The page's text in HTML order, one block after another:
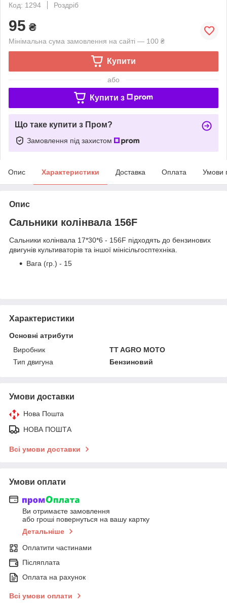
Код: 1294
Роздріб
95 ₴
Мінімальна сума замовлення на сайті — 100 ₴
Купити
або
Купити з
Що таке купити з Пром?
Замовлення під захистом
Опис Характеристики Доставка Оплата Умови
Опис
Сальники колінвала 156F
Сальники колінвала 17*30*6 - 156F підходять до бензинових
двигунів культиваторів та іншої мінісільгосптехніка.
Вага (гр.) - 15
Характеристики
Основні атрибути
Виробник
TT AGRO MOTO
Тип двигуна
Бензиновий
Умови доставки
Нова Пошта
НОВА ПОШТА
Всі умови доставки
Умови оплати
Ви отримаєте замовлення
або гроші повернуться на вашу картку
Детальніше
Оплатити частинами
Післяплата
Оплата на рахунок
Всі умови оплати